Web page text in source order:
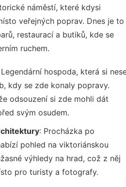
náměstí, které kdysi
veřejných poprav. Dnes je to
restaurací a butiků, kde se
ruchem.
Legendární hospoda, která si
kdy se zde konaly popravy.
odsouzení si zde mohli dát
svým osudem.
: Procházka po
pohled na viktoriánskou
výhledy na hrad, což z něj
pro turisty a fotografy.